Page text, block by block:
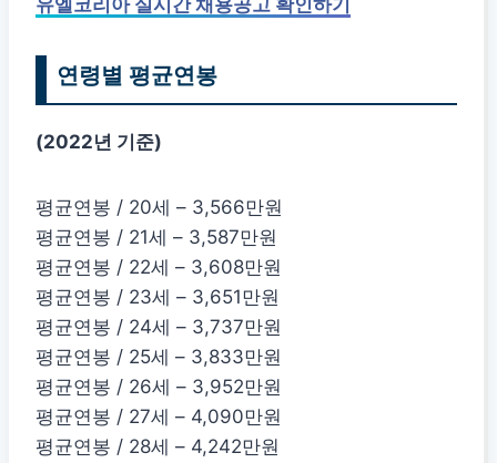
연령별 평균연봉
(2022년 기준)
평균연봉 / 20세 – 3,566만원
평균연봉 / 21세 – 3,587만원
평균연봉 / 22세 – 3,608만원
평균연봉 / 23세 – 3,651만원
평균연봉 / 24세 – 3,737만원
평균연봉 / 25세 – 3,833만원
평균연봉 / 26세 – 3,952만원
평균연봉 / 27세 – 4,090만원
평균연봉 / 28세 – 4,242만원